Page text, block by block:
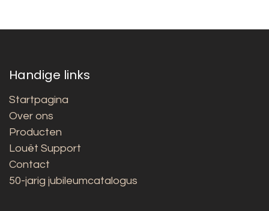
Handige links
Startpagina
Over ons
Producten
Louët Support
Contact
50-jarig jubileumcatalogus